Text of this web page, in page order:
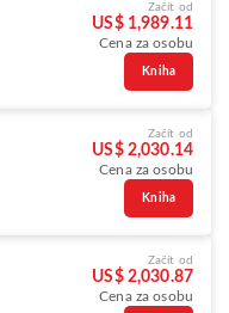
Začít od
US$ 1,989.11
Cena za osobu
Kniha
Začít od
US$ 2,030.14
Cena za osobu
Kniha
Začít od
US$ 2,030.87
Cena za osobu